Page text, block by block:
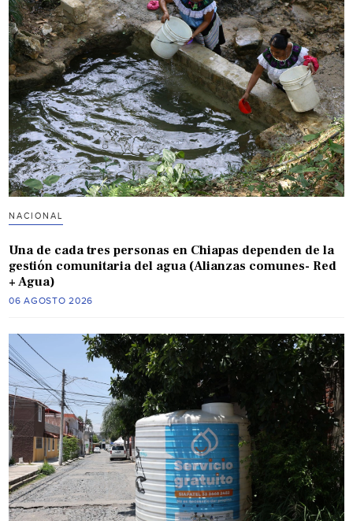
NACIONAL
Una de cada tres personas en Chiapas dependen de la
gestión comunitaria del agua (Alianzas comunes- Red
+ Agua)
06 AGOSTO 2026